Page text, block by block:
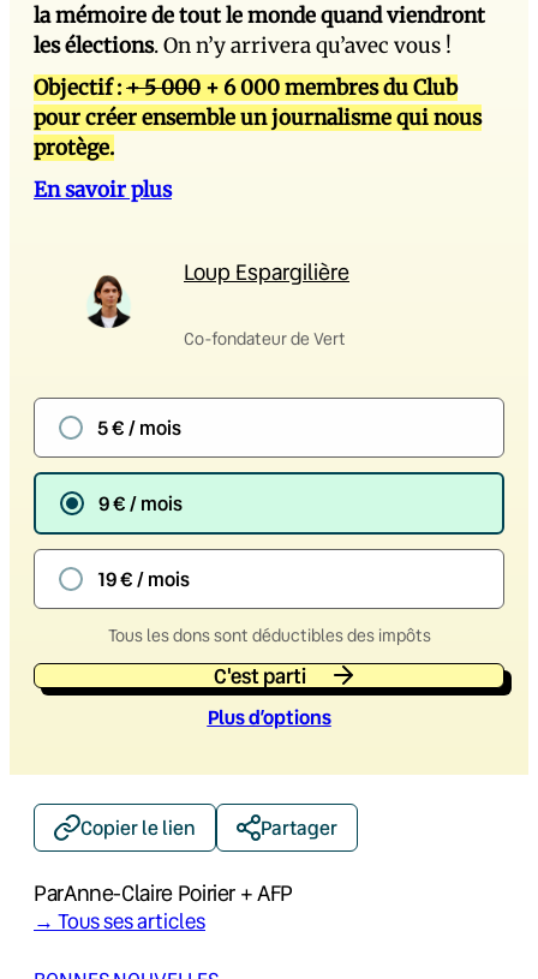
la mémoire de tout le monde quand viendront
les élections. On n’y arrivera qu’avec vous !
Objectif :+ 5 000 + 6 000 membres du Club
pour créer ensemble un journalisme qui nous
protège.
En savoir plus
Loup Espargilière
Co-fondateur de Vert
5 € / mois
9 € / mois
19 € / mois
Tous les dons sont déductibles des impôts
C'est parti
Plus d’options
Copier le lien Partager
ParAnne-Claire Poirier + AFP
→ Tous ses articles